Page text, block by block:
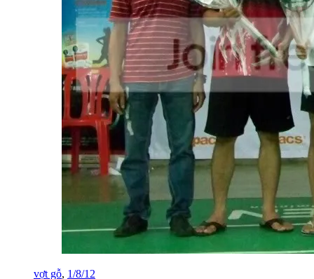
vợt gỗ, 1/8/12